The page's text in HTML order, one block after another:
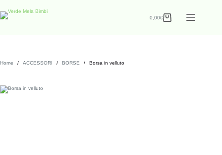
0,00€
Home / ACCESSORI / BORSE / Borsa in velluto